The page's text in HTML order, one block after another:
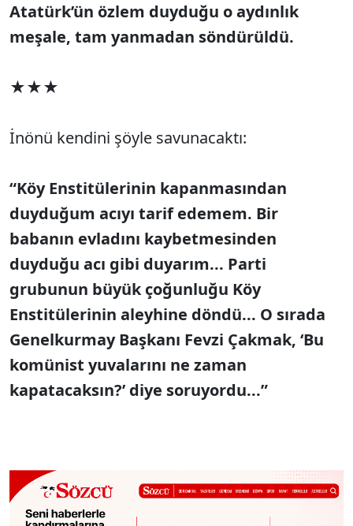
Atatürk’ün özlem duyduğu o aydınlık
meşale, tam yanmadan söndürüldü.
★★★
İnönü kendini şöyle savunacaktı:
“Köy Enstitülerinin kapanmasından
duyduğum acıyı tarif edemem. Bir
babanın evladını kaybetmesinden
duyduğu acı gibi duyarım... Parti
grubunun büyük çoğunluğu Köy
Enstitülerinin aleyhine döndü... O sırada
Genelkurmay Başkanı Fevzi Çakmak, ‘Bu
komünist yuvalarını ne zaman
kapatacaksın?’ diye soruyordu...”